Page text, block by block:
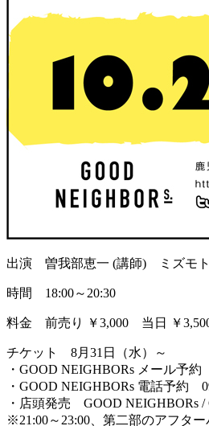
出演 曽我部恵一 (講師) ミズモト
時間 18:00～20:30
料金 前売り ￥3,000 当日 ￥3,500
チケット 8月31日（水）～
・GOOD NEIGHBORs メール予
・GOOD NEIGHBORs 電話予約
・店頭発売 GOOD NEIGHBORs
※21:00～23:00、第二部のアフタ